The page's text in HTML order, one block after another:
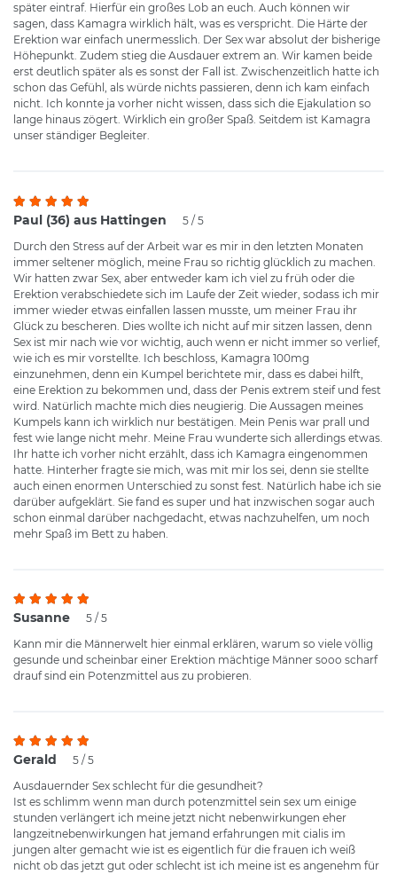
später eintraf. Hierfür ein großes Lob an euch. Auch können wir
sagen, dass Kamagra wirklich hält, was es verspricht. Die Härte der
Erektion war einfach unermesslich. Der Sex war absolut der bisherige
Höhepunkt. Zudem stieg die Ausdauer extrem an. Wir kamen beide
erst deutlich später als es sonst der Fall ist. Zwischenzeitlich hatte ich
schon das Gefühl, als würde nichts passieren, denn ich kam einfach
nicht. Ich konnte ja vorher nicht wissen, dass sich die Ejakulation so
lange hinaus zögert. Wirklich ein großer Spaß. Seitdem ist Kamagra
unser ständiger Begleiter.
Paul (36) aus Hattingen
5 / 5
Durch den Stress auf der Arbeit war es mir in den letzten Monaten
immer seltener möglich, meine Frau so richtig glücklich zu machen.
Wir hatten zwar Sex, aber entweder kam ich viel zu früh oder die
Erektion verabschiedete sich im Laufe der Zeit wieder, sodass ich mir
immer wieder etwas einfallen lassen musste, um meiner Frau ihr
Glück zu bescheren. Dies wollte ich nicht auf mir sitzen lassen, denn
Sex ist mir nach wie vor wichtig, auch wenn er nicht immer so verlief,
wie ich es mir vorstellte. Ich beschloss, Kamagra 100mg
einzunehmen, denn ein Kumpel berichtete mir, dass es dabei hilft,
eine Erektion zu bekommen und, dass der Penis extrem steif und fest
wird. Natürlich machte mich dies neugierig. Die Aussagen meines
Kumpels kann ich wirklich nur bestätigen. Mein Penis war prall und
fest wie lange nicht mehr. Meine Frau wunderte sich allerdings etwas.
Ihr hatte ich vorher nicht erzählt, dass ich Kamagra eingenommen
hatte. Hinterher fragte sie mich, was mit mir los sei, denn sie stellte
auch einen enormen Unterschied zu sonst fest. Natürlich habe ich sie
darüber aufgeklärt. Sie fand es super und hat inzwischen sogar auch
schon einmal darüber nachgedacht, etwas nachzuhelfen, um noch
mehr Spaß im Bett zu haben.
Susanne
5 / 5
Kann mir die Männerwelt hier einmal erklären, warum so viele völlig
gesunde und scheinbar einer Erektion mächtige Männer sooo scharf
drauf sind ein Potenzmittel aus zu probieren.
Gerald
5 / 5
Ausdauernder Sex schlecht für die gesundheit?
Ist es schlimm wenn man durch potenzmittel sein sex um einige
stunden verlängert ich meine jetzt nicht nebenwirkungen eher
langzeitnebenwirkungen hat jemand erfahrungen mit cialis im
jungen alter gemacht wie ist es eigentlich für die frauen ich weiß
nicht ob das jetzt gut oder schlecht ist ich meine ist es angenehm für